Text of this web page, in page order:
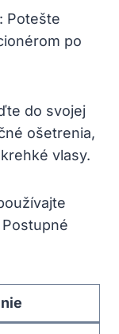
Potešte
po
do svojej
ošetrenia,
vlasy.